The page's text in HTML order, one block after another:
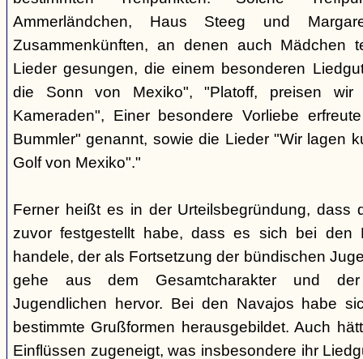
Ammerländchen, Haus Steeg und
Zusammenkünften, an denen auch Mädchen
Lieder gesungen, die einem besonderen
die Sonn von Mexiko", "Platoff, preisen
Kameraden", Einer besondere Vorliebe
Bummler" genannt, sowie die Lieder "Wir lagen
Golf von Mexiko"."
Ferner heißt es in der Urteilsbegründung, dass
zuvor festgestellt habe, dass es sich bei den
handele, der als Fortsetzung der bündischen
gehe aus dem Gesamtcharakter und der
Jugendlichen hervor. Bei den Navajos habe
bestimmte Grußformen herausgebildet. Auch
Einflüssen zugeneigt, was insbesondere ihr